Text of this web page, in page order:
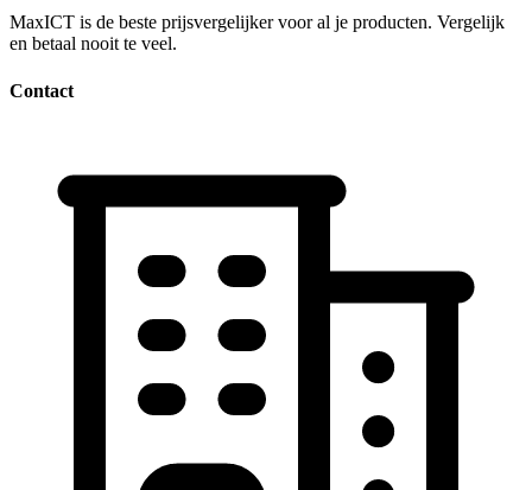
MaxICT is de beste prijsvergelijker voor al je producten. Vergelijk
en betaal nooit te veel.
Contact